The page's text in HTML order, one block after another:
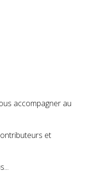
accompagner au
et